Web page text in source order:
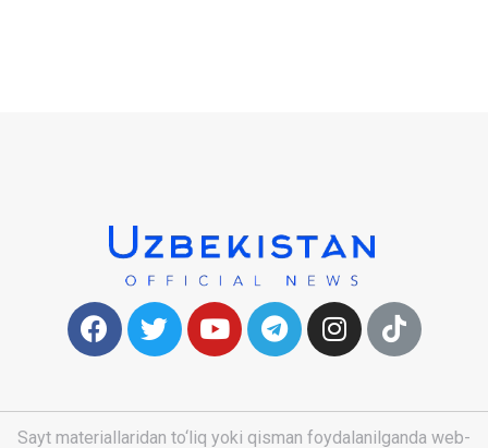
Sayt materiallaridan to‘liq yoki qisman foydalanilganda web-